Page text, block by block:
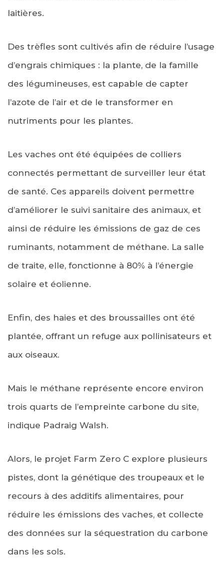
laitières.
Des trèfles sont cultivés afin de réduire l’usage
d’engrais chimiques : la plante, de la famille
des légumineuses, est capable de capter
l’azote de l’air et de le transformer en
nutriments pour les plantes.
Les vaches ont été équipées de colliers
connectés permettant de surveiller leur état
de santé. Ces appareils doivent permettre
d’améliorer le suivi sanitaire des animaux, et
ainsi de réduire les émissions de gaz de ces
ruminants, notamment de méthane. La salle
de traite, elle, fonctionne à 80% à l’énergie
solaire et éolienne.
Enfin, des haies et des broussailles ont été
plantée, offrant un refuge aux pollinisateurs et
aux oiseaux.
Mais le méthane représente encore environ
trois quarts de l’empreinte carbone du site,
indique Padraig Walsh.
Alors, le projet Farm Zero C explore plusieurs
pistes, dont la génétique des troupeaux et le
recours à des additifs alimentaires, pour
réduire les émissions des vaches, et collecte
des données sur la séquestration du carbone
dans les sols.